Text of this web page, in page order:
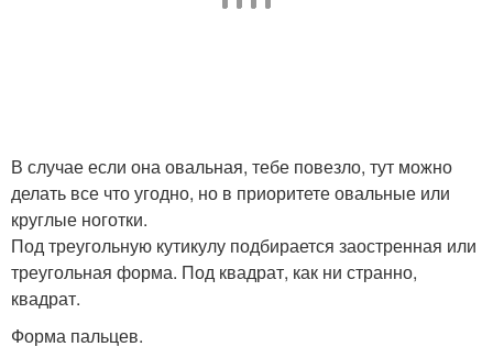
В случае если она овальная, тебе повезло, тут можно
делать все что угодно, но в приоритете овальные или
круглые ноготки.
Под треугольную кутикулу подбирается заостренная или
треугольная форма. Под квадрат, как ни странно,
квадрат.
Форма пальцев.